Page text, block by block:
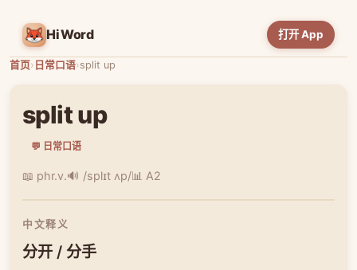
HiWord 打开 App
首页› 日常口语›split up
split up
💬 日常口语
📖 phr.v.🔊 /splɪt ʌp/📊 A2
中文释义
分开 / 分手